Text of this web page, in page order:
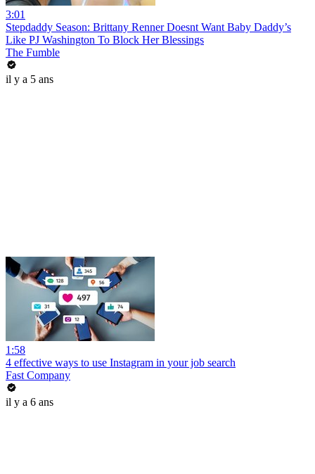
3:01
Stepdaddy Season: Brittany Renner Doesnt Want Baby Daddy’s
Like PJ Washington To Block Her Blessings
The Fumble
il y a 5 ans
1:58
4 effective ways to use Instagram in your job search
Fast Company
il y a 6 ans